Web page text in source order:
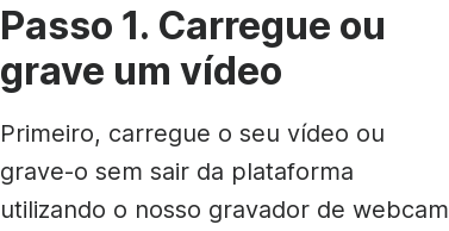
Passo 1. Carregue ou
grave um vídeo
Primeiro, carregue o seu vídeo ou
grave-o sem sair da plataforma
utilizando o nosso gravador de webcam